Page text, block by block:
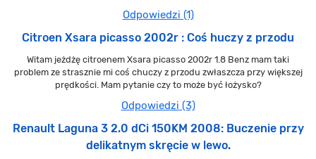
Odpowiedzi (1)
Citroen Xsara picasso 2002r : Coś huczy z przodu
Witam jeżdżę citroenem Xsara picasso 2002r 1.8 Benz mam taki
problem ze strasznie mi coś chuczy z przodu zwłaszcza przy większej
prędkości. Mam pytanie czy to może być łożysko?
Odpowiedzi (3)
Renault Laguna 3 2.0 dCi 150KM 2008: Buczenie przy
delikatnym skręcie w lewo.